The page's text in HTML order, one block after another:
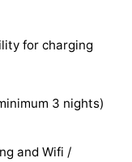
for charging
3 nights)
and Wifi /